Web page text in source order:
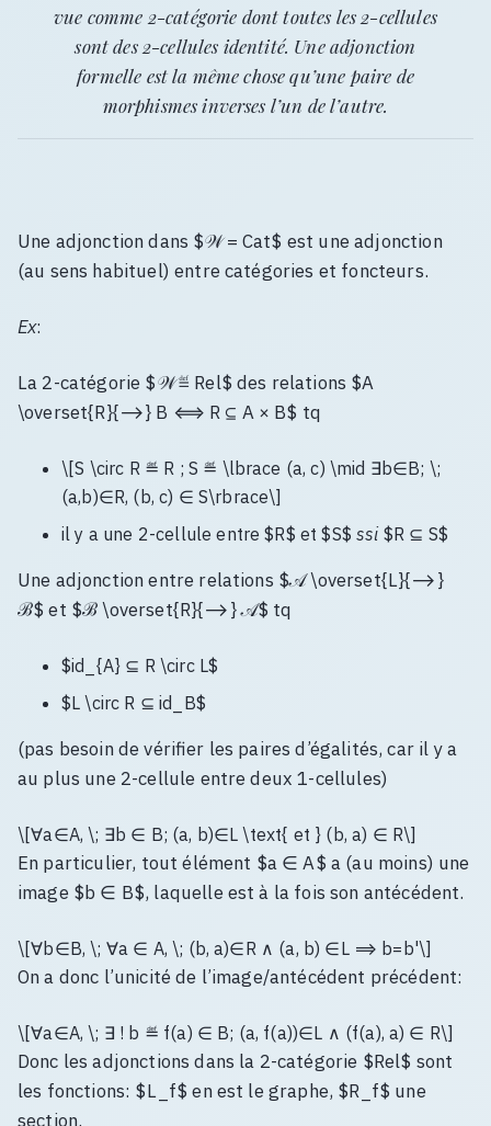
vue comme 2-catégorie dont toutes les 2-cellules
sont des 2-cellules identité. Une adjonction
formelle est la même chose qu’une paire de
morphismes inverses l’un de l’autre.
Une adjonction dans $𝒲 = Cat$ est une adjonction
(au sens habituel) entre catégories et foncteurs.
Ex:
La 2-catégorie $𝒲 ≝ Rel$ des relations $A
\overset{R}{⟶} B ⟺ R ⊆ A × B$ tq
\[S \circ R ≝ R ; S ≝ \lbrace (a, c) \mid ∃b∈B; \;
(a,b)∈R, (b, c) ∈ S\rbrace\]
il y a une 2-cellule entre $R$ et $S$ssi $R ⊆ S$
Une adjonction entre relations $𝒜 \overset{L}{⟶}
ℬ$ et $ℬ \overset{R}{⟶} 𝒜$ tq
$id_{A} ⊆ R \circ L$
$L \circ R ⊆ id_B$
(pas besoin de vérifier les paires d’égalités, car il y a
au plus une 2-cellule entre deux 1-cellules)
\[∀a∈A, \; ∃b ∈ B; (a, b)∈L \text{ et } (b, a) ∈ R\]
En particulier, tout élément $a ∈ A$ a (au moins) une
image $b ∈ B$, laquelle est à la fois son antécédent.
\[∀b∈B, \; ∀a ∈ A, \; (b, a)∈R ∧ (a, b) ∈L ⟹ b=b'\]
On a donc l’unicité de l’image/antécédent précédent:
\[∀a∈A, \; ∃ ! b ≝ f(a) ∈ B; (a, f(a))∈L ∧ (f(a), a) ∈ R\]
Donc les adjonctions dans la 2-catégorie $Rel$ sont
les fonctions: $L_f$ en est le graphe, $R_f$ une
section.